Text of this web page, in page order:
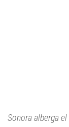
Sonora alberga el